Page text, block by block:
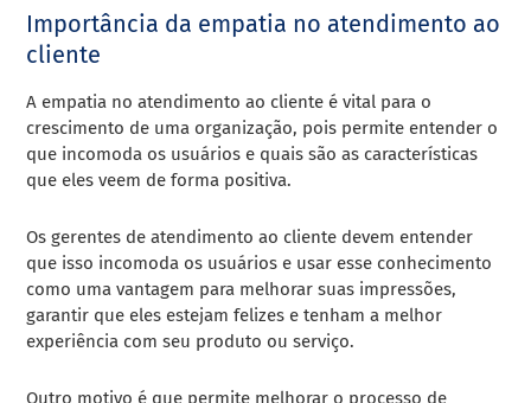
Importância da empatia no atendimento ao
cliente
A empatia no atendimento ao cliente é vital para o
crescimento de uma organização, pois permite entender o
que incomoda os usuários e quais são as características
que eles veem de forma positiva.
Os gerentes de atendimento ao cliente devem entender
que isso incomoda os usuários e usar esse conhecimento
como uma vantagem para melhorar suas impressões,
garantir que eles estejam felizes e tenham a melhor
experiência com seu produto ou serviço.
Outro motivo é que permite melhorar o processo de